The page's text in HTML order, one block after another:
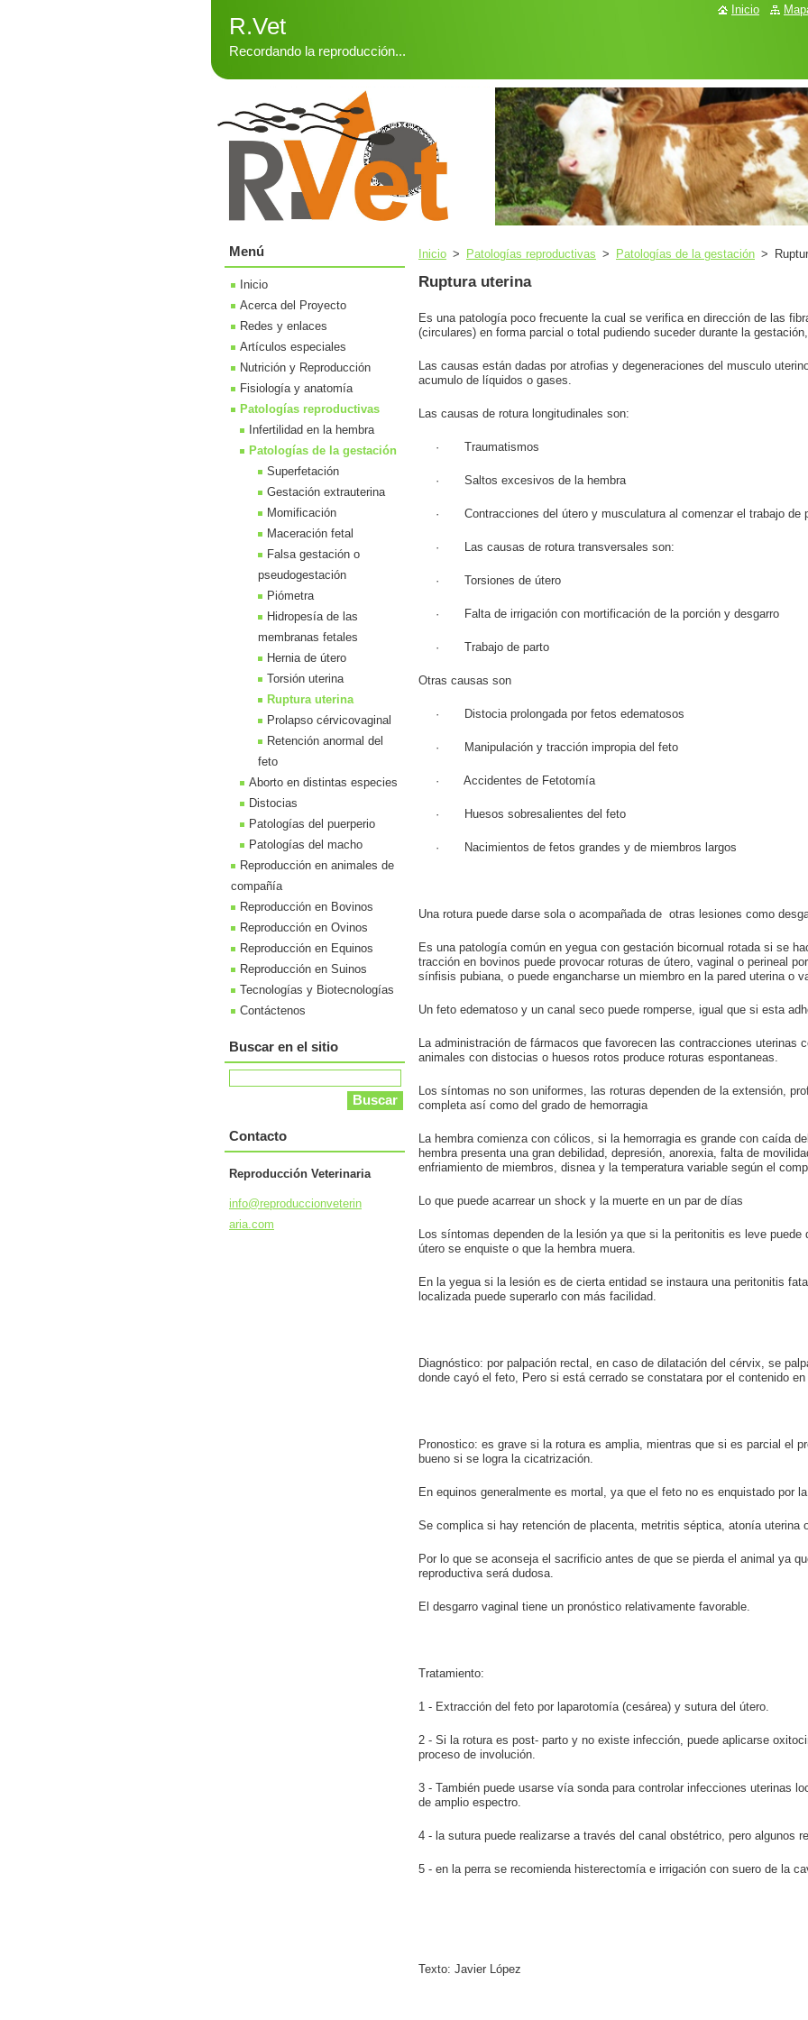
R.Vet
Recordando la reproducción...
Inicio > Patologías reproductivas > Patologías de la gestación >
Ruptura uterina
Es una patología poco frecuente la cual se verifica en dirección de las
(circulares) en forma parcial o total pudiendo suceder durante la
Las causas están dadas por atrofias y degeneraciones del musculo
acumulo de líquidos o gases.
Las causas de rotura longitudinales son:
· Traumatismos
· Saltos excesivos de la hembra
· Contracciones del útero y musculatura al comenzar el trabajo de
· Las causas de rotura transversales son:
· Torsiones de útero
· Falta de irrigación con mortificación de la porción y desgarro
· Trabajo de parto
Otras causas son
· Distocia prolongada por fetos edematosos
· Manipulación y tracción impropia del feto
· Accidentes de Fetotomía
· Huesos sobresalientes del feto
· Nacimientos de fetos grandes y de miembros largos
Una rotura puede darse sola o acompañada de otras lesiones como
Es una patología común en yegua con gestación bicornual rotada si se
tracción en bovinos puede provocar roturas de útero, vaginal o perineal
sínfisis pubiana, o puede engancharse un miembro en la pared uterina o
Un feto edematoso y un canal seco puede romperse, igual que si esta
La administración de fármacos que favorecen las contracciones uterinas
animales con distocias o huesos rotos produce roturas espontaneas.
Los síntomas no son uniformes, las roturas dependen de la extensión,
completa así como del grado de hemorragia
La hembra comienza con cólicos, si la hemorragia es grande con caída
hembra presenta una gran debilidad, depresión, anorexia, falta de
enfriamiento de miembros, disnea y la temperatura variable según el
Lo que puede acarrear un shock y la muerte en un par de días
Los síntomas dependen de la lesión ya que si la peritonitis es leve puede
útero se enquiste o que la hembra muera.
En la yegua si la lesión es de cierta entidad se instaura una peritonitis
localizada puede superarlo con más facilidad.
Diagnóstico: por palpación rectal, en caso de dilatación del cérvix, se
donde cayó el feto, Pero si está cerrado se constatara por el contenido
Pronostico: es grave si la rotura es amplia, mientras que si es parcial el
bueno si se logra la cicatrización.
En equinos generalmente es mortal, ya que el feto no es enquistado por
Se complica si hay retención de placenta, metritis séptica, atonía uterina
Por lo que se aconseja el sacrificio antes de que se pierda el animal ya
reproductiva será dudosa.
El desgarro vaginal tiene un pronóstico relativamente favorable.
Tratamiento:
1 - Extracción del feto por laparotomía (cesárea) y sutura del útero.
2 - Si la rotura es post- parto y no existe infección, puede aplicarse
proceso de involución.
3 - También puede usarse vía sonda para controlar infecciones uterinas
de amplio espectro.
4 - la sutura puede realizarse a través del canal obstétrico, pero algunos
5 - en la perra se recomienda histerectomía e irrigación con suero de la
Texto: Javier López
Menú
Inicio
Acerca del Proyecto
Redes y enlaces
Artículos especiales
Nutrición y Reproducción
Fisiología y anatomía
Patologías reproductivas
Infertilidad en la hembra
Patologías de la gestación
Superfetación
Gestación extrauterina
Momificación
Maceración fetal
Falsa gestación o
pseudogestación
Piómetra
Hidropesía de las
membranas fetales
Hernia de útero
Torsión uterina
Ruptura uterina
Prolapso cérvicovaginal
Retención anormal del
feto
Aborto en distintas especies
Distocias
Patologías del puerperio
Patologías del macho
Reproducción en animales de
compañía
Reproducción en Bovinos
Reproducción en Ovinos
Reproducción en Equinos
Reproducción en Suinos
Tecnologías y Biotecnologías
Contáctenos
Buscar en el sitio
Contacto
Reproducción Veterinaria
info@reproduccionveterin
aria.com
Inicio